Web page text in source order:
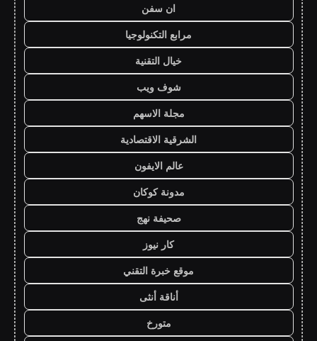
ان سفن
مرابع التكنولوجيا
خيال التقنية
شوف ويب
مجلة الاسهم
الشرقية الاقتصادية
عالم الايفون
مدونة كوكان
صحيفة نهج
كار نيوز
موقع خبرة التقني
أناقة أنثى
متورخ